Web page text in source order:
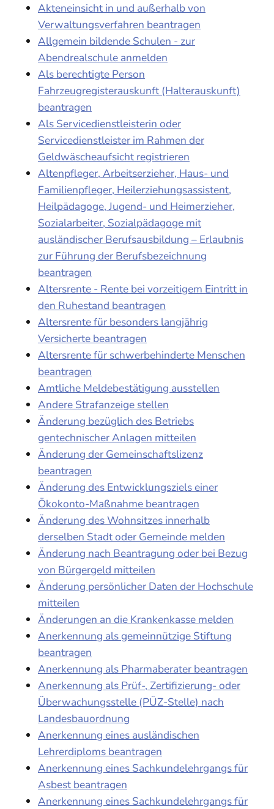
Akteneinsicht in und außerhalb von
Verwaltungsverfahren beantragen
Allgemein bildende Schulen - zur
Abendrealschule anmelden
Als berechtigte Person
Fahrzeugregisterauskunft (Halterauskunft)
beantragen
Als Servicedienstleisterin oder
Servicedienstleister im Rahmen der
Geldwäscheaufsicht registrieren
Altenpfleger, Arbeitserzieher, Haus- und
Familienpfleger, Heilerziehungsassistent,
Heilpädagoge, Jugend- und Heimerzieher,
Sozialarbeiter, Sozialpädagoge mit
ausländischer Berufsausbildung – Erlaubnis
zur Führung der Berufsbezeichnung
beantragen
Altersrente - Rente bei vorzeitigem Eintritt in
den Ruhestand beantragen
Altersrente für besonders langjährig
Versicherte beantragen
Altersrente für schwerbehinderte Menschen
beantragen
Amtliche Meldebestätigung ausstellen
Andere Strafanzeige stellen
Änderung bezüglich des Betriebs
gentechnischer Anlagen mitteilen
Änderung der Gemeinschaftslizenz
beantragen
Änderung des Entwicklungsziels einer
Ökokonto-Maßnahme beantragen
Änderung des Wohnsitzes innerhalb
derselben Stadt oder Gemeinde melden
Änderung nach Beantragung oder bei Bezug
von Bürgergeld mitteilen
Änderung persönlicher Daten der Hochschule
mitteilen
Änderungen an die Krankenkasse melden
Anerkennung als gemeinnützige Stiftung
beantragen
Anerkennung als Pharmaberater beantragen
Anerkennung als Prüf-, Zertifizierung- oder
Überwachungsstelle (PÜZ-Stelle) nach
Landesbauordnung
Anerkennung eines ausländischen
Lehrerdiploms beantragen
Anerkennung eines Sachkundelehrgangs für
Asbest beantragen
Anerkennung eines Sachkundelehrgangs für